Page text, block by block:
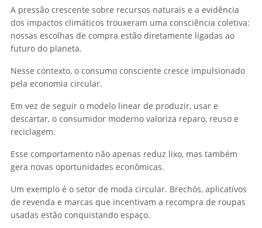
A pressão crescente sobre recursos naturais e a evidência
dos impactos climáticos trouxeram uma consciência coletiva:
nossas escolhas de compra estão diretamente ligadas ao
futuro do planeta.
Nesse contexto, o consumo consciente cresce impulsionado
pela economia circular.
Em vez de seguir o modelo linear de produzir, usar e
descartar, o consumidor moderno valoriza reparo, reuso e
reciclagem.
Esse comportamento não apenas reduz lixo, mas também
gera novas oportunidades econômicas.
Um exemplo é o setor de moda circular. Brechós, aplicativos
de revenda e marcas que incentivam a recompra de roupas
usadas estão conquistando espaço.